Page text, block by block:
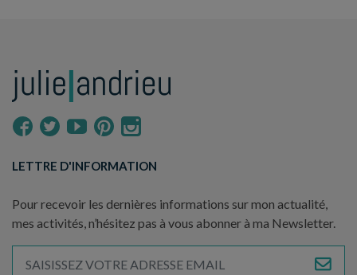
LETTRE D'INFORMATION
Pour recevoir les dernières informations sur mon actualité,
mes activités, n’hésitez pas à vous abonner à ma Newsletter.